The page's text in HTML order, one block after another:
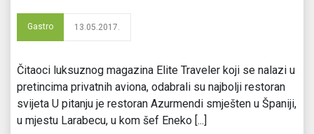
Gastro 13.05.2017.
Čitaoci luksuznog magazina Elite Traveler koji se nalazi u
pretincima privatnih aviona, odabrali su najbolji restoran
svijeta U pitanju je restoran Azurmendi smješten u Španiji,
u mjestu Larabecu, u kom šef Eneko [...]